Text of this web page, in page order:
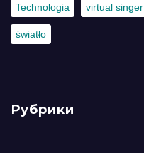
Technologia virtual singer
światło
Рубрики